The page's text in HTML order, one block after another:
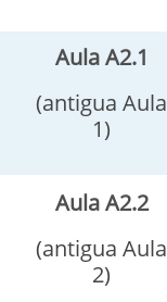
Aula A2.1
(antigua Aula
1)
Aula A2.2
(antigua Aula
2)